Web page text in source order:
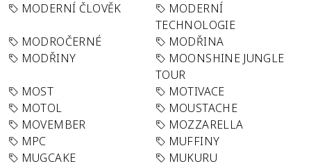
MODERNÍ ČLOVĚK
MODERNÍ
TECHNOLOGIE
MODROČERNÉ
MODŘINA
MODŘINY
MOONSHINE JUNGLE
TOUR
MOST
MOTIVACE
MOTOL
MOUSTACHE
MOVEMBER
MOZZARELLA
MPC
MUFFINY
MUGCAKE
MUKURU